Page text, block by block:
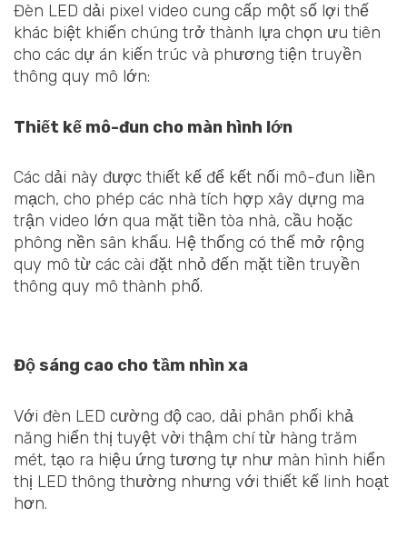
Đèn LED dải pixel video cung cấp một số lợi thế
khác biệt khiến chúng trở thành lựa chọn ưu tiên
cho các dự án kiến trúc và phương tiện truyền
thông quy mô lớn:
Thiết kế mô-đun cho màn hình lớn
Các dải này được thiết kế để kết nối mô-đun liền
mạch, cho phép các nhà tích hợp xây dựng ma
trận video lớn qua mặt tiền tòa nhà, cầu hoặc
phông nền sân khấu. Hệ thống có thể mở rộng
quy mô từ các cài đặt nhỏ đến mặt tiền truyền
thông quy mô thành phố.
Độ sáng cao cho tầm nhìn xa
Với đèn LED cường độ cao, dải phân phối khả
năng hiển thị tuyệt vời thậm chí từ hàng trăm
mét, tạo ra hiệu ứng tương tự như màn hình hiển
thị LED thông thường nhưng với thiết kế linh hoạt
hơn.